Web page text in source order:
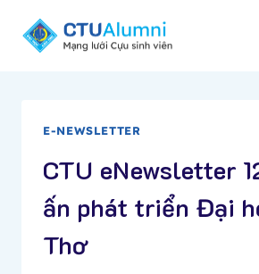
E-NEWSLETTER
CTU eNewsletter
ấn phát triển Đại
Thơ